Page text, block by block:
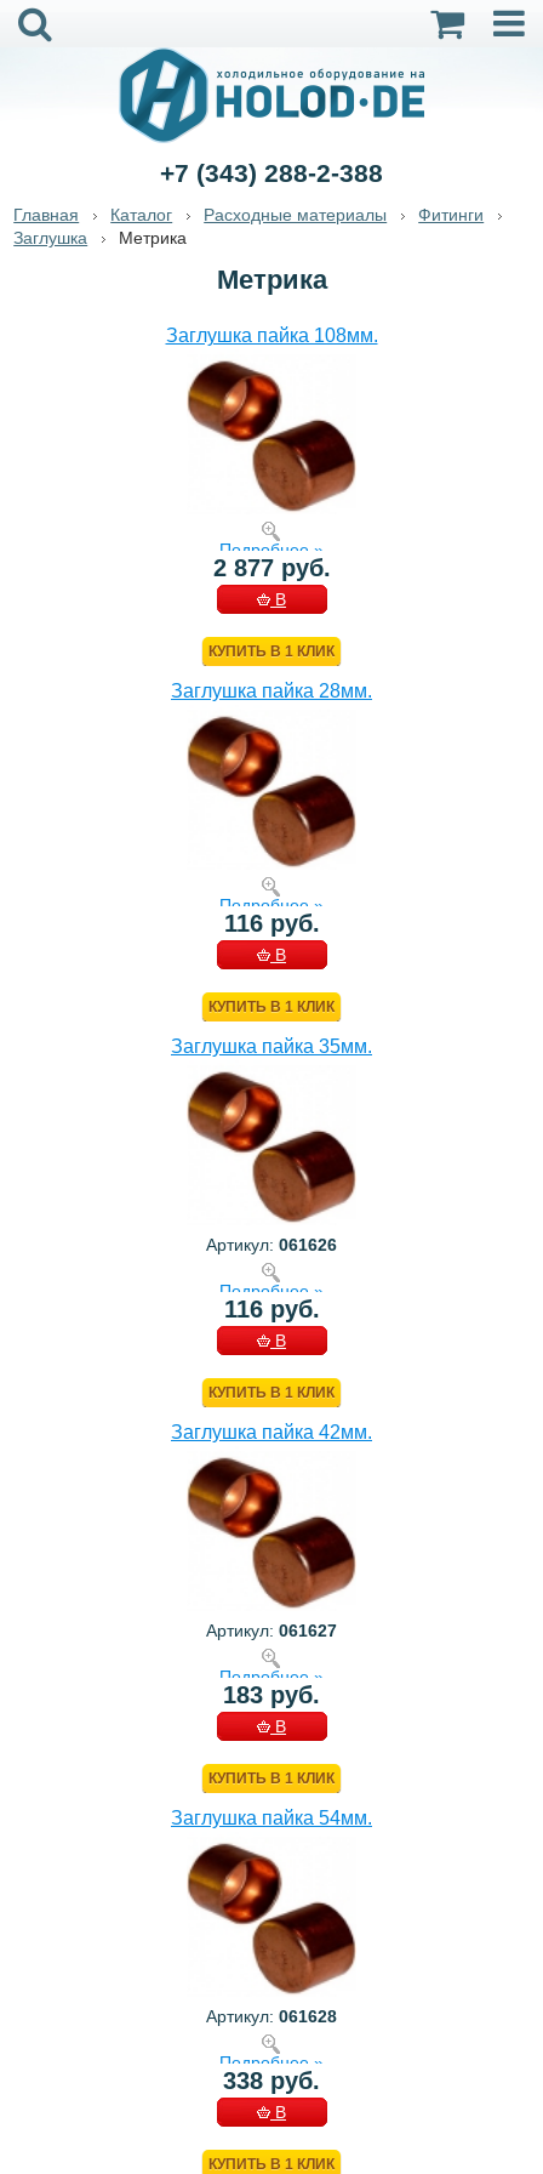
+7 (343) 288-2-388
Главная Каталог Расходные материалы
Фитинги
Заглушка
Метрика
Метрика
Заглушка пайка 108мм.
Подробнее »
2 877 руб.
В
КУПИТЬ В 1 КЛИК
Заглушка пайка 28мм.
Подробнее »
116 руб.
В
КУПИТЬ В 1 КЛИК
Заглушка пайка 35мм.
Артикул: 061626
Подробнее »
116 руб.
В
КУПИТЬ В 1 КЛИК
Заглушка пайка 42мм.
Артикул: 061627
Подробнее »
183 руб.
В
КУПИТЬ В 1 КЛИК
Заглушка пайка 54мм.
Артикул: 061628
Подробнее »
338 руб.
В
КУПИТЬ В 1 КЛИК